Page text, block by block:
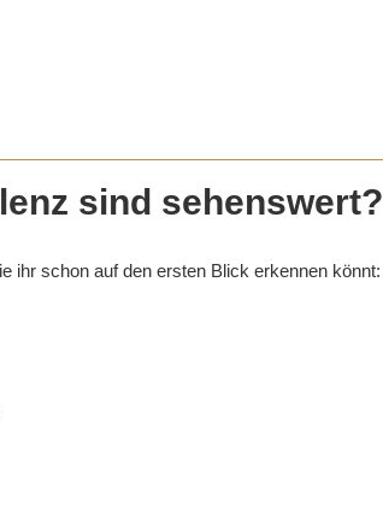
sind sehenswert?
ihr schon auf den ersten Blick erkennen könnt: